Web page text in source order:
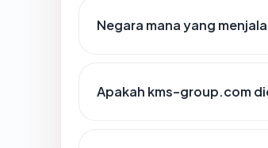
Negara mana yang
Apakah kms-group.com